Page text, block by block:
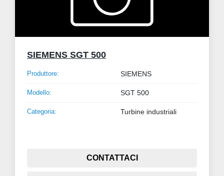
SIEMENS SGT 500
Produttore: SIEMENS
Modello: SGT 500
Categoria: Turbine industriali
CONTATTACI